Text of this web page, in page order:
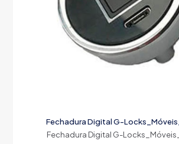
Fechadura Digital G-
Fechadura Digital G-